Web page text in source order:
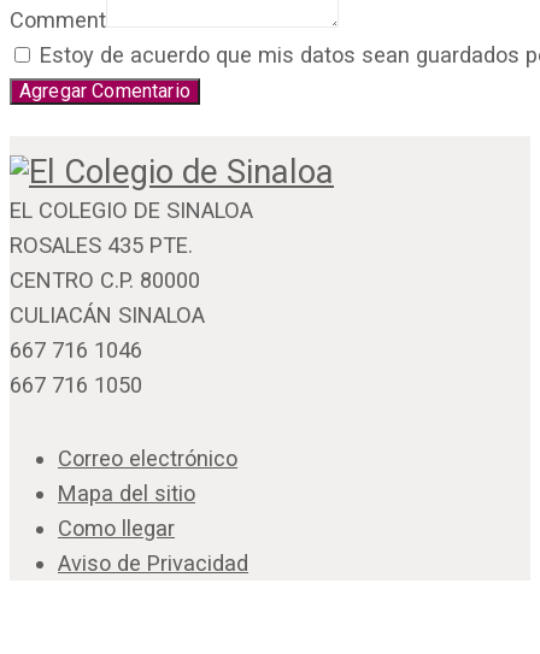
Comment
Estoy de acuerdo que mis datos sean guardados
EL COLEGIO DE SINALOA
ROSALES 435 PTE.
CENTRO C.P. 80000
CULIACÁN SINALOA
667 716 1046
667 716 1050
Correo electrónico
Mapa del sitio
Como llegar
Aviso de Privacidad